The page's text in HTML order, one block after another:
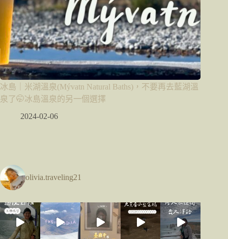
冰島｜米湖溫泉(Mývatn Natural Baths)，不要再去藍湖溫
泉了🤭冰島溫泉的另一個選擇
2024-02-06
olivia.traveling21